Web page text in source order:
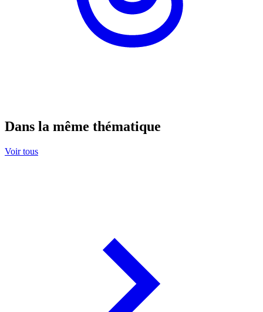
Dans la même thématique
Voir tous